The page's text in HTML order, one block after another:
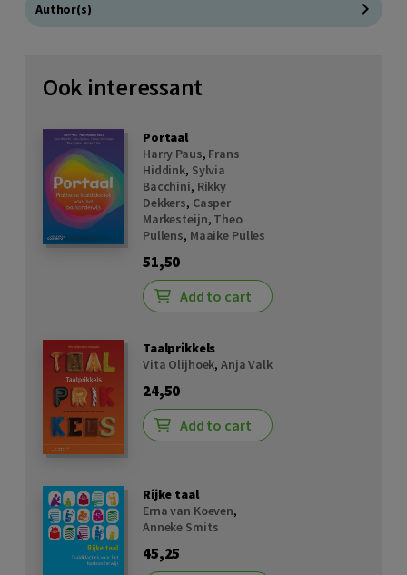
Author(s)
Ook interessant
Portaal
Harry Paus, Frans
Hiddink, Sylvia
Bacchini, Rikky
Dekkers, Casper
Markesteijn, Theo
Pullens, Maaike Pulles
51,50
Add to cart
Taalprikkels
Vita Olijhoek,Anja Valk
24,50
Add to cart
Rijke taal
Erna van Koeven,
Anneke Smits
45,25